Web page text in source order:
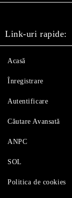
Link-uri rapide:
Acasă
Înregistrare
Autentificare
Căutare Avansată
ANPC
SOL
Politica de cookies